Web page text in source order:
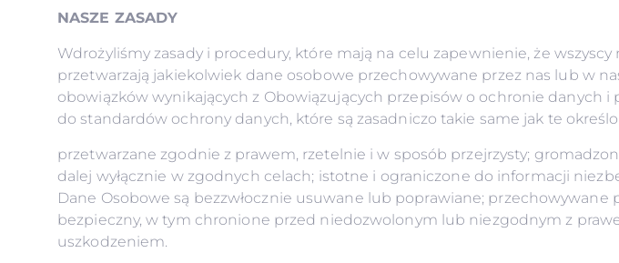
NASZE ZASADY
Wdrożyliśmy zasady i procedury, które mają na celu zapewnienie, że
przetwarzają jakiekolwiek dane osobowe przechowywane przez nas lub w
obowiązków wynikających z Obowiązujących przepisów o ochronie danych i
do standardów ochrony danych, które są zasadniczo takie same jak te
przetwarzane zgodnie z prawem, rzetelnie i w sposób przejrzysty;
dalej wyłącznie w zgodnych celach; istotne i ograniczone do informacji
Dane Osobowe są bezzwłocznie usuwane lub poprawiane;
bezpieczny, w tym chronione przed niedozwolonym lub niezgodnym z
uszkodzeniem.